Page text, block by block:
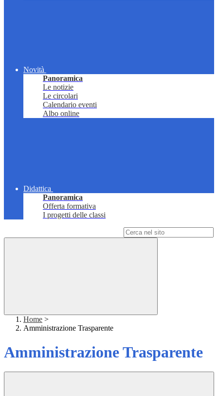
Novità
Panoramica
Le notizie
Le circolari
Calendario eventi
Albo online
Didattica
Panoramica
Offerta formativa
I progetti delle classi
Home >
Amministrazione Trasparente
Amministrazione Trasparente